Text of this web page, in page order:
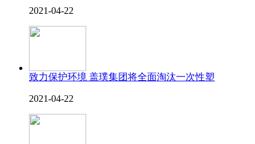
2021-04-22
致力保护环境 盖璞集团将全面淘汰一次性塑
2021-04-22